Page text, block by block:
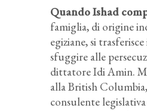
Quando Ishad
famiglia, di origine
egiziane, si
sfuggire alle
dittatore Idi Amin.
alla British
consulente